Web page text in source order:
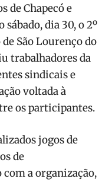
de Chapecó e
dia 30, o 2º
São Lourenço do
trabalhadores da
sindicais e
voltada à
os participantes.
jogos de
de
a organização,